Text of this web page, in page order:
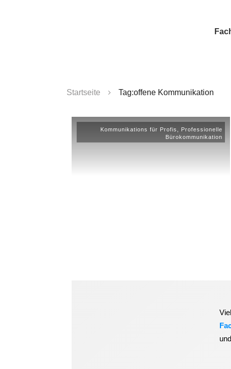
Startseite Tag:offene Kommunikation
Kommunikations für Profis
Professionelle
Bürokommunikation